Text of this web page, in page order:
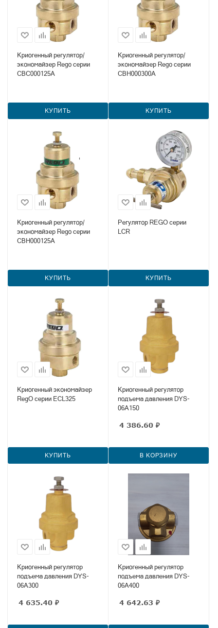
Криогенный регулятор/
экономайзер Rego серии
CBC000125A
КУПИТЬ
Криогенный регулятор/
экономайзер Rego серии
CBH000300A
КУПИТЬ
Криогенный регулятор/
экономайзер Rego серии
CBH000125A
КУПИТЬ
Регулятор REGO серии
LCR
КУПИТЬ
Криогенный экономайзер
RegO серии ECL325
КУПИТЬ
Криогенный регулятор
подъема давления DYS-
06A150
4 386.60 ₽
В КОРЗИНУ
Криогенный регулятор
подъема давления DYS-
06A300
4 635.40 ₽
Криогенный регулятор
подъема давления DYS-
06A400
4 642.63 ₽